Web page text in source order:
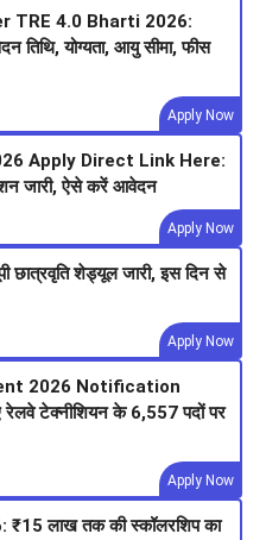
TRE 4.0 Bharti 2026:
तिथि, योग्यता, आयु सीमा, फीस
Apply Now
Apply Direct Link Here:
जारी, ऐसे करें आवेदन
Apply Now
शेड्यूल जारी, इस दिन से
Apply Now
2026 Notification
टेक्नीशियन के 6,557 पदों पर
Apply Now
लाख तक की स्कॉलरशिप का